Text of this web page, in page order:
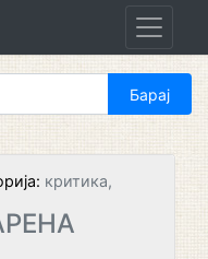
критика,